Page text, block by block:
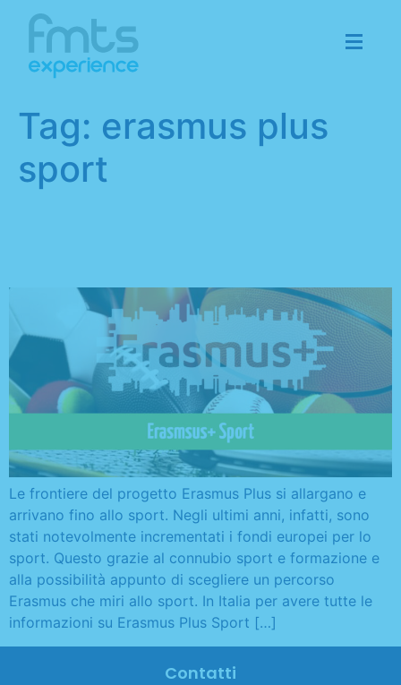
Tag: erasmus plus
sport
Le frontiere del progetto Erasmus Plus si allargano e
arrivano fino allo sport. Negli ultimi anni, infatti, sono
stati notevolmente incrementati i fondi europei per lo
sport. Questo grazie al connubio sport e formazione e
alla possibilità appunto di scegliere un percorso
Erasmus che miri allo sport. In Italia per avere tutte le
informazioni su Erasmus Plus Sport […]
Contatti